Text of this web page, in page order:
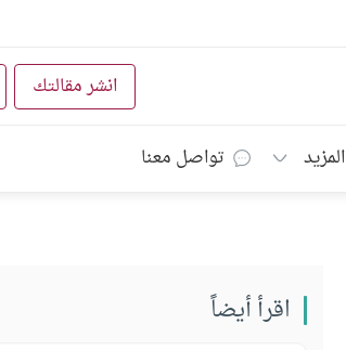
انشر مقالتك
المزيد تواصل معنا
اقرأ أيضاً